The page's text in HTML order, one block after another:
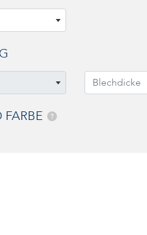
Blechdicke
?